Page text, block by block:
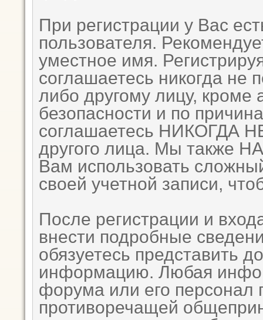
При регистрации у Вас
пользователя.
уместное имя.
соглашаетесь никогда не
либо другому лицу,
безопасности и по
соглашаетесь НИКОГДА
другого лица. Мы также
Вам использовать
своей учетной записи,
После регистрации и
внести подробные
обязуетесь представить
информацию. Любая
форума или его персонал
противоречащей